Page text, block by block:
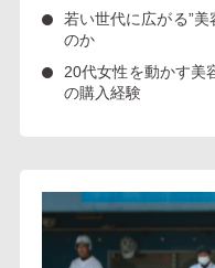
若い世代に広がる”美
のか
20代女性を動かす
の購入経験